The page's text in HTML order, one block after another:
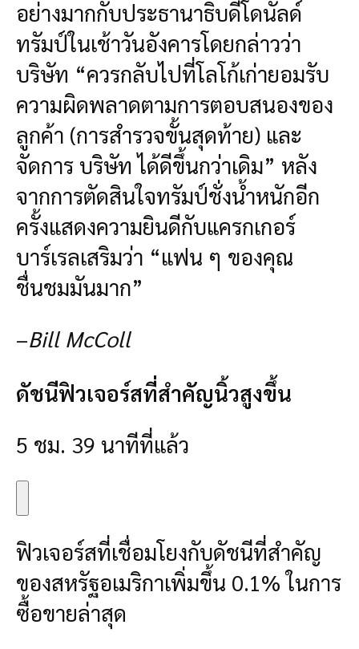
อย่างมากกับประธานาธิบดีโดนัลด์
ทรัมป์ในเช้าวันอังคารโดยกล่าวว่า
บริษัท “ควรกลับไปที่โลโก้เก่ายอมรับ
ความผิดพลาดตามการตอบสนองของ
ลูกค้า (การสำรวจขั้นสุดท้าย) และ
จัดการ บริษัท ได้ดีขึ้นกว่าเดิม” หลัง
จากการตัดสินใจทรัมป์ชั่งน้ำหนักอีก
ครั้งแสดงความยินดีกับแครกเกอร์
บาร์เรลเสริมว่า “แฟน ๆ ของคุณ
ชื่นชมมันมาก”
–Bill McColl
ดัชนีฟิวเจอร์สที่สำคัญนิ้วสูงขึ้น
5 ชม. 39 นาทีที่แล้ว
ฟิวเจอร์สที่เชื่อมโยงกับดัชนีที่สำคัญ
ของสหรัฐอเมริกาเพิ่มขึ้น 0.1% ในการ
ซื้อขายล่าสุด